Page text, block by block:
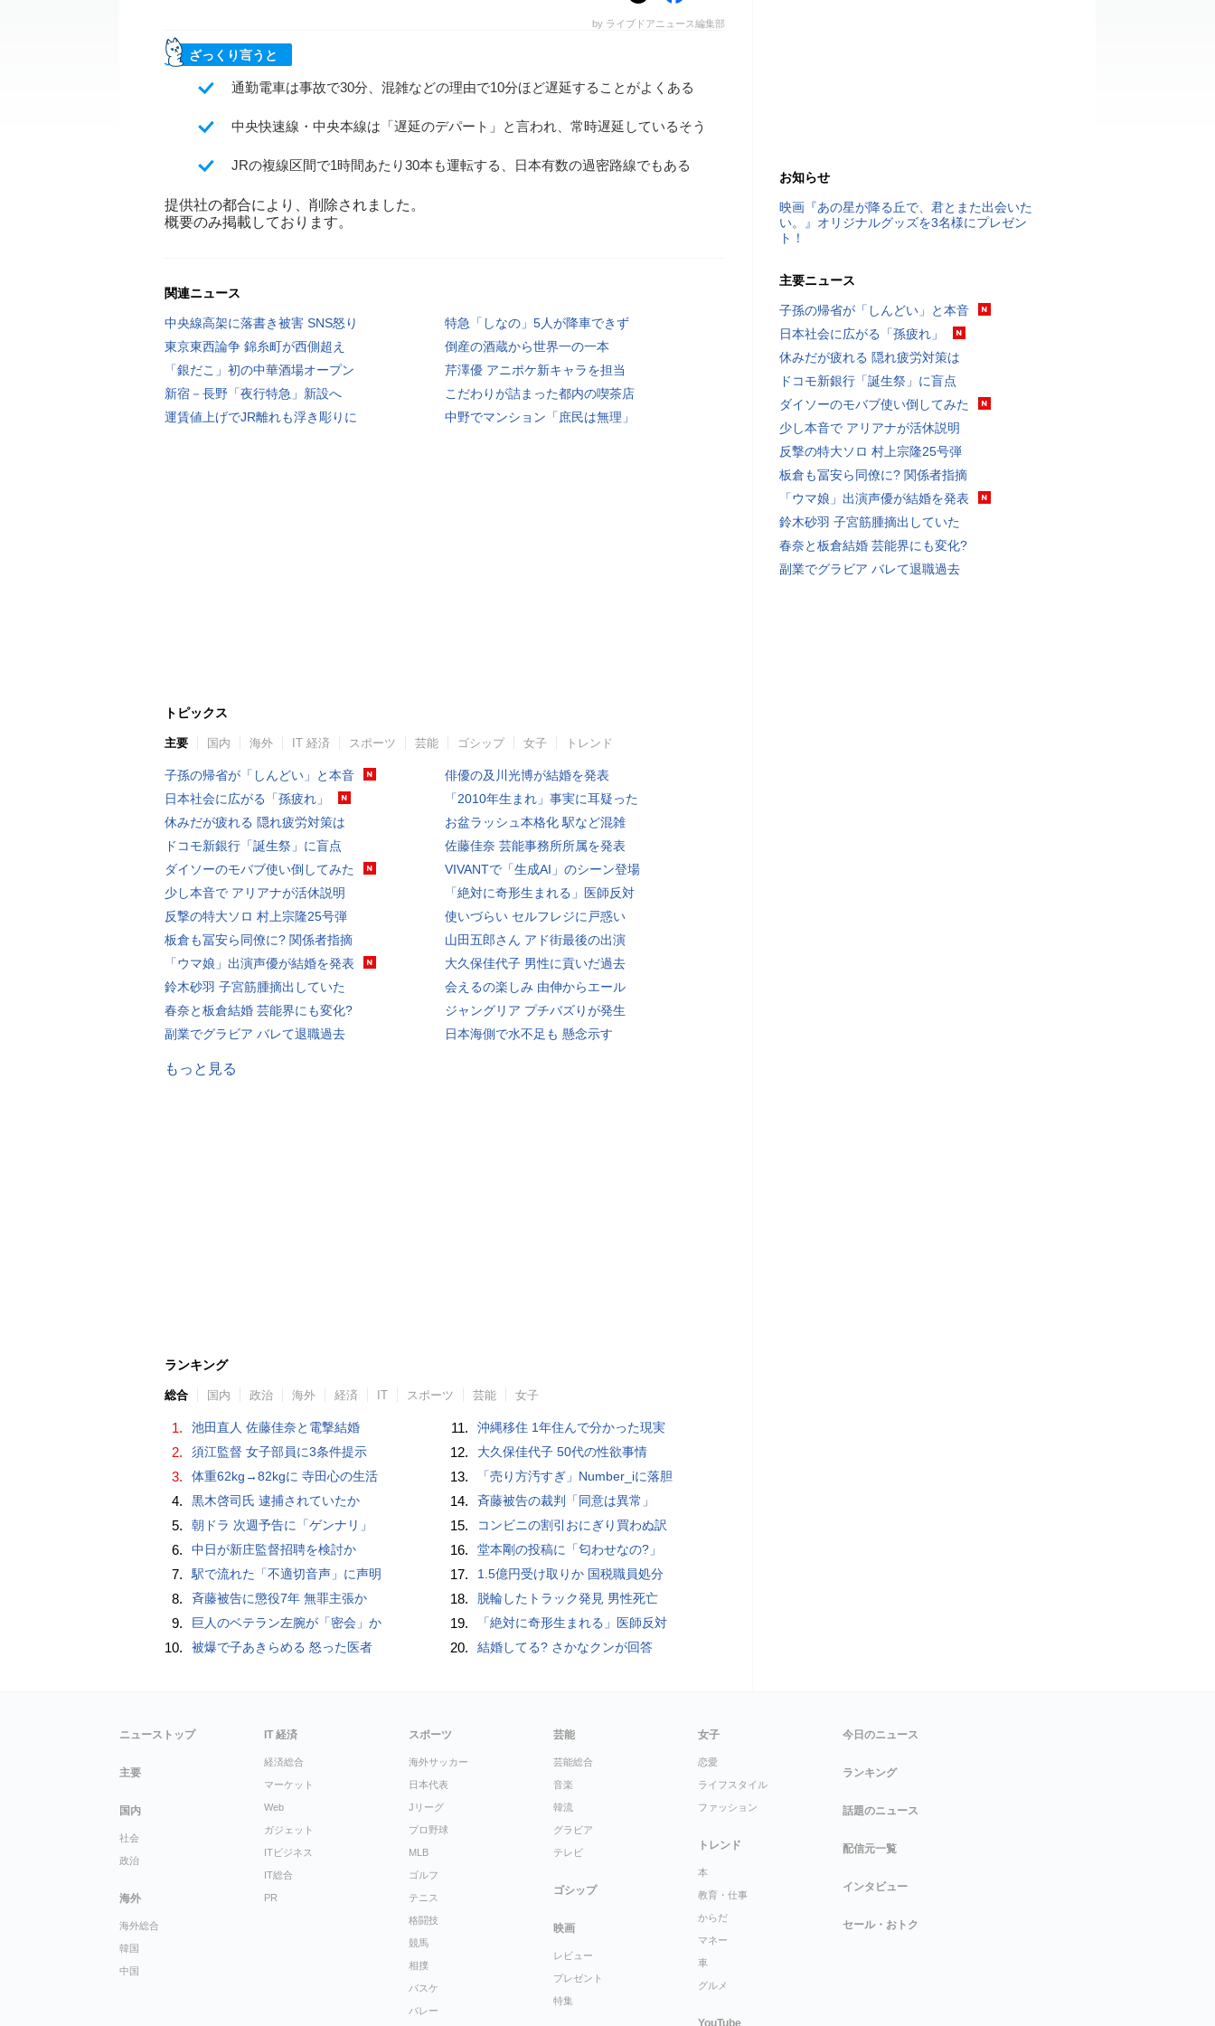
by ライブドアニュース編集部
ざっくり言うと
通勤電車は事故で30分、混雑などの理由で10分ほど遅延することがよくある
中央快速線・中央本線は「遅延のデパート」と言われ、常時遅延しているそう
JRの複線区間で1時間あたり30本も運転する、日本有数の過密路線でもある
提供社の都合により、削除されました。
概要のみ掲載しております。
関連ニュース
中央線高架に落書き被害 SNS怒り
特急「しなの」5人が降車できず
東京東西論争 錦糸町が西側超え
倒産の酒蔵から世界一の一本
「銀だこ」初の中華酒場オープン
芹澤優 アニポケ新キャラを担当
新宿－長野「夜行特急」新設へ
こだわりが詰まった都内の喫茶店
運賃値上げでJR離れも浮き彫りに
中野でマンション「庶民は無理」
トピックス
主要 国内 海外 IT 経済 スポーツ 芸能 ゴシップ 女子 トレンド
子孫の帰省が「しんどい」と本音
日本社会に広がる「孫疲れ」
休みだが疲れる 隠れ疲労対策は
ドコモ新銀行「誕生祭」に盲点
ダイソーのモバブ使い倒してみた
少し本音で アリアナが活休説明
反撃の特大ソロ 村上宗隆25号弾
板倉も冨安ら同僚に? 関係者指摘
「ウマ娘」出演声優が結婚を発表
鈴木砂羽 子宮筋腫摘出していた
春奈と板倉結婚 芸能界にも変化?
副業でグラビア バレて退職過去
俳優の及川光博が結婚を発表
「2010年生まれ」事実に耳疑った
お盆ラッシュ本格化 駅など混雑
佐藤佳奈 芸能事務所所属を発表
VIVANTで「生成AI」のシーン登場
「絶対に奇形生まれる」医師反対
使いづらい セルフレジに戸惑い
山田五郎さん アド街最後の出演
大久保佳代子 男性に貢いだ過去
会えるの楽しみ 由伸からエール
ジャングリア プチバズりが発生
日本海側で水不足も 懸念示す
もっと見る
ランキング
総合 国内 政治 海外 経済 IT スポーツ 芸能 女子
1. 池田直人 佐藤佳奈と電撃結婚
2. 須江監督 女子部員に3条件提示
3. 体重62kg→82kgに 寺田心の生活
4. 黒木啓司氏 逮捕されていたか
5. 朝ドラ 次週予告に「ゲンナリ」
6. 中日が新庄監督招聘を検討か
7. 駅で流れた「不適切音声」に声明
8. 斉藤被告に懲役7年 無罪主張か
9. 巨人のベテラン左腕が「密会」か
10. 被爆で子あきらめる 怒った医者
11. 沖縄移住 1年住んで分かった現実
12. 大久保佳代子 50代の性欲事情
13. 「売り方汚すぎ」Number_iに落胆
14. 斉藤被告の裁判「同意は異常」
15. コンビニの割引おにぎり買わぬ訳
16. 堂本剛の投稿に「匂わせなの?」
17. 1.5億円受け取りか 国税職員処分
18. 脱輪したトラック発見 男性死亡
19. 「絶対に奇形生まれる」医師反対
20. 結婚してる? さかなクンが回答
お知らせ
映画『あの星が降る丘で、君とまた出会いた
い。』オリジナルグッズを3名様にプレゼン
ト！
主要ニュース
子孫の帰省が「しんどい」と本音
日本社会に広がる「孫疲れ」
休みだが疲れる 隠れ疲労対策は
ドコモ新銀行「誕生祭」に盲点
ダイソーのモバブ使い倒してみた
少し本音で アリアナが活休説明
反撃の特大ソロ 村上宗隆25号弾
板倉も冨安ら同僚に? 関係者指摘
「ウマ娘」出演声優が結婚を発表
鈴木砂羽 子宮筋腫摘出していた
春奈と板倉結婚 芸能界にも変化?
副業でグラビア バレて退職過去
ニューストップ
主要
国内
社会
政治
海外
海外総合
韓国
中国
IT 経済
経済総合
マーケット
Web
ガジェット
ITビジネス
IT総合
PR
スポーツ
海外サッカー
日本代表
Jリーグ
プロ野球
MLB
ゴルフ
テニス
格闘技
競馬
相撲
バスケ
バレー
芸能
芸能総合
音楽
韓流
グラビア
テレビ
ゴシップ
映画
レビュー
プレゼント
特集
女子
恋愛
ライフスタイル
ファッション
トレンド
本
教育・仕事
からだ
マネー
車
グルメ
YouTube
今日のニュース
ランキング
話題のニュース
配信元一覧
インタビュー
セール・おトク